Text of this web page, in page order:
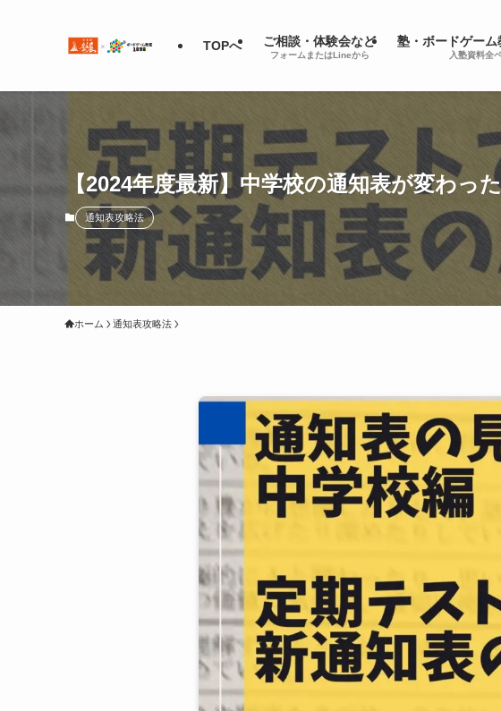
TOPへ ご相談・体験会など
フォームまたはLineから
塾・ボードゲー
入塾資料全
【2024年度最新】中学校の通知表が変わ
通知表攻略法
ホーム 通知表攻略法